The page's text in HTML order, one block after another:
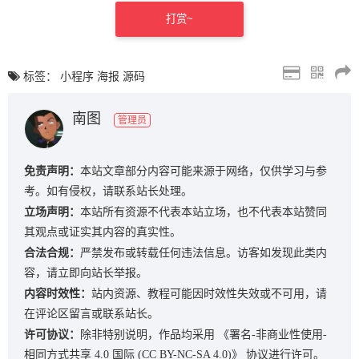
打赏~
标签： 小程序 海报 源码
南图 管理员
免责声明： 本站文章部分内容可能来源于网络，仅供学习与参
考。如有侵权，请联系站长处理。
立场声明： 本站所有资源不代表本站立场，也不代表本站赞同
其观点或证实其内容的真实性。
合法合规： 严禁发布或转载任何违法信息。访客如发现此类内
容，请立即向站长举报。
内容时效性： 站内资源、教程可能因时效性失效或不可用，请
在评论区留言或联系站长。
许可协议：
除非特别说明，作品均采用
《署名-非商业性使用-
相同方式共享 4.0 国际 (CC BY-NC-SA 4.0)》
协议进行许可。